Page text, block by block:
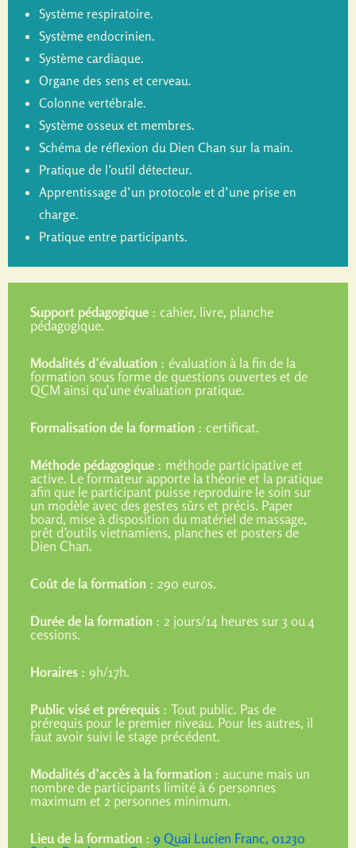
Système respiratoire.
Système endocrinien.
Système cardiaque.
Organe des sens et cerveau.
Colonne vertébrale.
Système osseux et membres.
Schéma de réflexion du Dien Chan sur la main.
Pratique de l’outil détecteur.
Apprentissage d’un protocole et d’une prise en
charge.
Pratique entre participants.
Support pédagogique : cahier, livre, planche
pédagogique.
Modalités d’évaluation : évaluation à la fin de la
formation sous forme de questions ouvertes et de
QCM ainsi qu’une évaluation pratique.
Formalisation de la formation : certificat.
Méthode pédagogique : méthode participative et
active. Le formateur apporte la théorie et la pratique
afin que le participant puisse reproduire le soin sur
un modèle avec des gestes sûrs et précis. Paper
board, mise à disposition du matériel de massage,
prêt d’outils vietnamiens, planches et posters de
Dien Chan.
Coût de la formation : 290 euros.
Durée de la formation : 2 jours/14 heures sur 3 ou 4
cessions.
Horaires : 9h/17h.
Public visé et prérequis : Tout public. Pas de
prérequis pour le premier niveau. Pour les autres, il
faut avoir suivi le stage précédent.
Modalités d’accès à la formation : aucune mais un
nombre de participants limité à 6 personnes
maximum et 2 personnes minimum.
Lieu de la formation : 9 Quai Lucien Franc, 01230